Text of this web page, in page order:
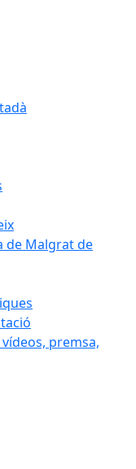
de Malgrat de
premsa,